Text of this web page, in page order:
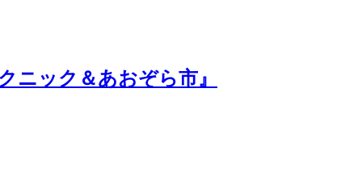
ニック＆あおぞら市』